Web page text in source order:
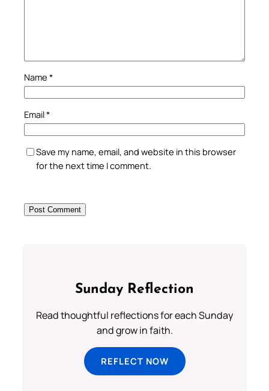
Name *
Email*
Save my name, email, and website in this browser
for the next time I comment.
Sunday Reflection
Read thoughtful reflections for each Sunday
and grow in faith.
REFLECT NOW